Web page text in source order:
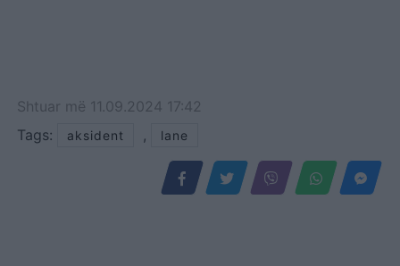
Shtuar më 11.09.2024 17:42
Tags:
aksident , lane